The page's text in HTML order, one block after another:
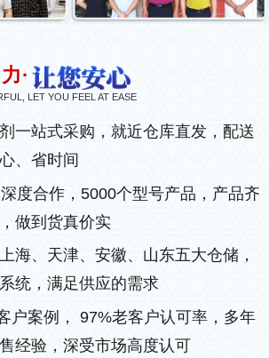
·
LET YOU FEEL AT EASE
一站式采购，就近仓库直发，配送
、省时间
度合作，5000个型号产品，产品齐
做到货真价实
海、天津、安徽、山东五大仓储，
统，满足供应的需求
户案例， 97%老客户认可率，多年
经验，深受市场高度认可